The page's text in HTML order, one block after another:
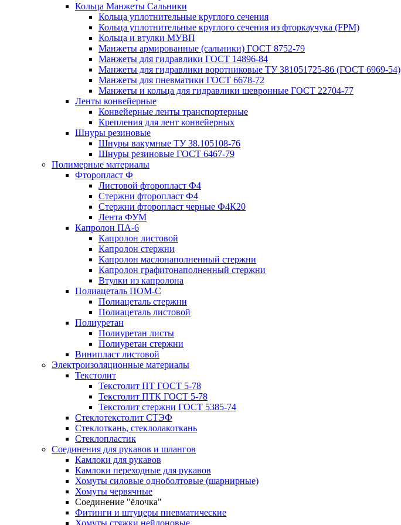
Кольца Манжеты Сальники
Кольца уплотнительные круглого сечения
Кольца уплотнительные круглого сечения из фторкаучука (FPM)
Кольца и втулки МУВП
Манжеты армированные (сальники) ГОСТ 8752-79
Манжеты для гидравлики ГОСТ 14896-84
Манжеты для гидравлики воротниковые ТУ 381051725-86 (ГОСТ 6969-54)
Манжеты для пневматики ГОСТ 6678-72
Манжеты и кольца для гидравлики шевронные ГОСТ 22704-77
Ленты конвейерные
Конвейерные ленты транспортерные
Крепления для лент конвейерных
Шнуры резиновые
Шнуры вакумные ТУ 38.105108-76
Шнуры резиновые ГОСТ 6467-79
Полимерные материалы
Фторопласт Ф
Листовой фторопласт Ф4
Стержни фторопласт Ф4
Стержни фторопласт черные Ф4К20
Лента ФУМ
Капролон ПА-6
Капролон листовой
Капролон стержни
Капролон маслонаполненный стержни
Капролон графитонаполненный стержни
Втулки из капролона
Полиацеталь ПОМ-С
Полиацеталь стержни
Полиацеталь листовой
Полиуретан
Полиуретан листы
Полиуретан стержни
Винипласт листовой
Электроизоляционные материалы
Текстолит
Текстолит ПТ ГОСТ 5-78
Текстолит ПТК ГОСТ 5-78
Текстолит стержни ГОСТ 5385-74
Стеклотекстолит СТЭФ
Стеклоткань, стеклолакоткань
Стеклопластик
Соединения для рукавов и шлангов
Камлоки для рукавов
Камлоки переходные для рукавов
Хомуты силовые одноболтовые (шарнирные)
Хомуты червячные
Соединение "ёлочка"
Фитинги и штуцеры пневматические
Хомуты стяжки нейлоновые